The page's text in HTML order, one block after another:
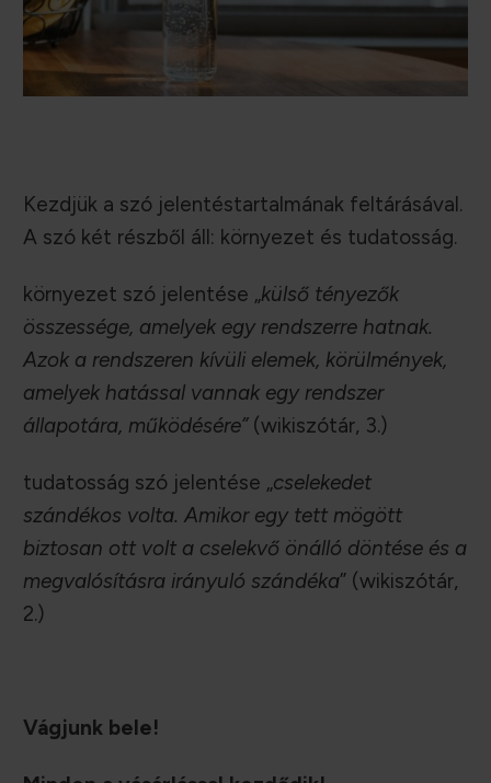
Kezdjük a szó jelentéstartalmának feltárásával.
A szó két részből áll: környezet és tudatosság.
környezet szó jelentése „külső tényezők
összessége, amelyek egy rendszerre hatnak.
Azok a rendszeren kívüli elemek, körülmények,
amelyek hatással vannak egy rendszer
állapotára, működésére”(wikiszótár, 3.)
tudatosság szó jelentése „cselekedet
szándékos volta. Amikor egy tett mögött
biztosan ott volt a cselekvő önálló döntése és a
megvalósításra irányuló szándéka” (wikiszótár,
2.)
Vágjunk bele!